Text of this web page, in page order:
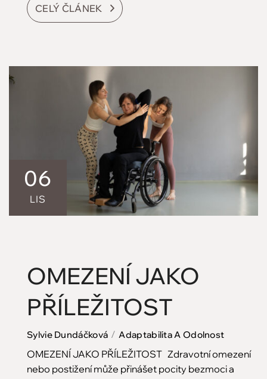
CELÝ ČLÁNEK
06
LIS
OMEZENÍ JAKO
PŘÍLEŽITOST
Sylvie Dundáčková Adaptabilita A Odolnost
OMEZENÍ JAKO PŘÍLEŽITOST Zdravotní omezení
nebo postižení může přinášet pocity bezmoci a